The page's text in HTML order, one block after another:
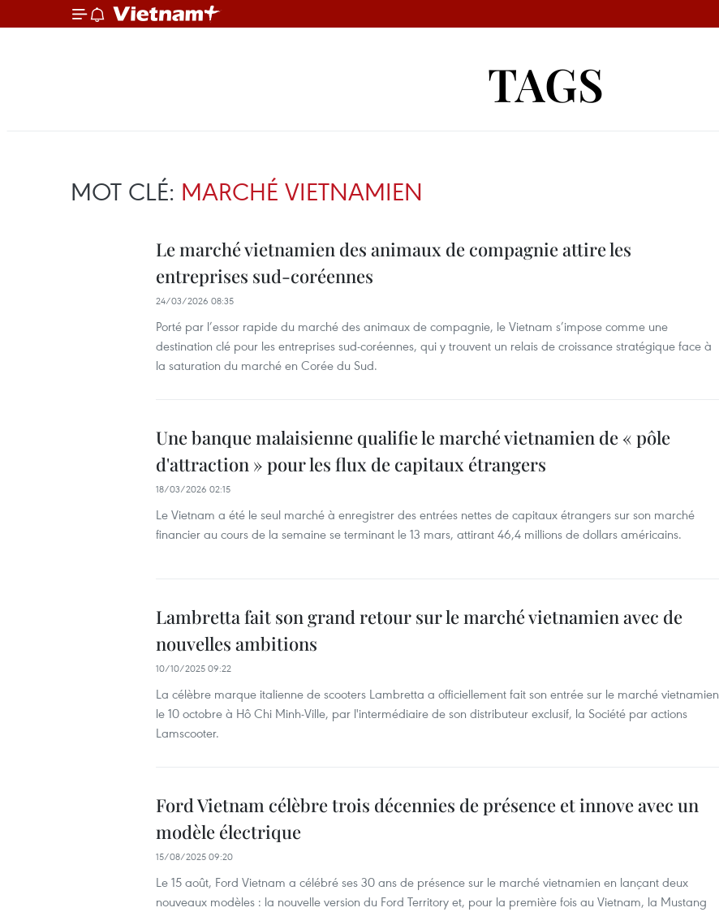
TAGS
MOT CLÉ: MARCHÉ VIETNAMIEN
Le marché vietnamien des animaux de compagnie attire les
entreprises sud-coréennes
24/03/2026 08:35
Porté par l’essor rapide du marché des animaux de compagnie, le Vietnam s’impose comme une
destination clé pour les entreprises sud-coréennes, qui y trouvent un relais de croissance stratégique face à
la saturation du marché en Corée du Sud.
Une banque malaisienne qualifie le marché vietnamien de « pôle
d'attraction » pour les flux de capitaux étrangers
18/03/2026 02:15
Le Vietnam a été le seul marché à enregistrer des entrées nettes de capitaux étrangers sur son marché
financier au cours de la semaine se terminant le 13 mars, attirant 46,4 millions de dollars américains.
Lambretta fait son grand retour sur le marché vietnamien avec de
nouvelles ambitions
10/10/2025 09:22
La célèbre marque italienne de scooters Lambretta a officiellement fait son entrée sur le marché vietnamien
le 10 octobre à Hô Chi Minh-Ville, par l'intermédiaire de son distributeur exclusif, la Société par actions
Lamscooter.
Ford Vietnam célèbre trois décennies de présence et innove avec un
modèle électrique
15/08/2025 09:20
Le 15 août, Ford Vietnam a célébré ses 30 ans de présence sur le marché vietnamien en lançant deux
nouveaux modèles : la nouvelle version du Ford Territory et, pour la première fois au Vietnam, la Mustang